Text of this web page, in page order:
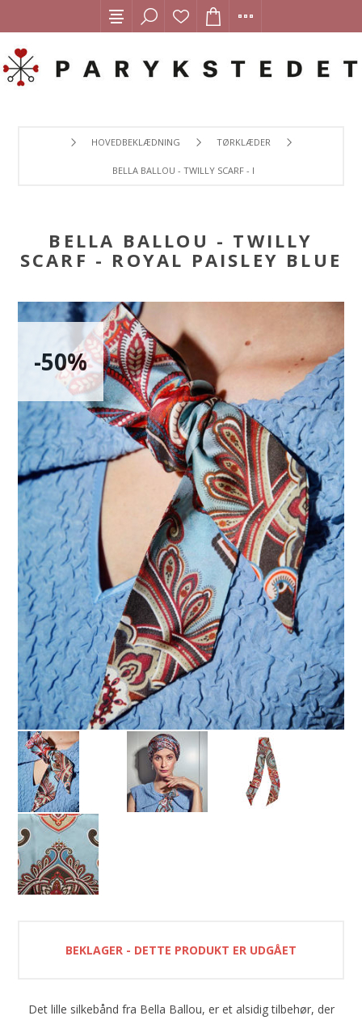
HOVEDBEKLÆDNING TØRKLÆDER
BELLA BALLOU - TWILLY SCARF - ROYAL PAISLEY BLUE
BELLA BALLOU - TWILLY
SCARF - ROYAL PAISLEY BLUE
-50%
BEKLAGER - DETTE PRODUKT ER UDGÅET
Det lille silkebånd fra Bella Ballou, er et alsidig tilbehør, der